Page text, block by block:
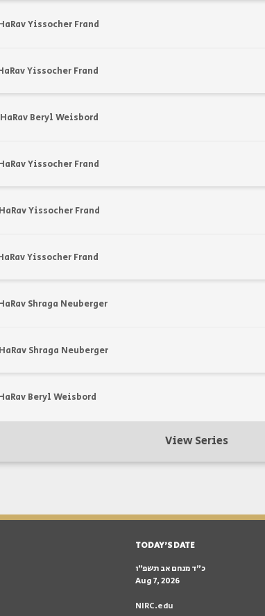
Yissocher Frand
Yissocher Frand
HaRav Beryl Weisbord
Yissocher Frand
HaRav Yissocher Frand
Yissocher Frand
Shraga Neuberger
HaRav Shraga Neuberger
Beryl Weisbord
View Series
TODAY'S DATE
כ״ד מנחם אב תשפ״ו
Aug 7, 2026
NIRC.edu